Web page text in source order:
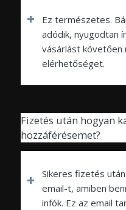
Ez természetes.
adódik, nyugodtan
vásárlást követően
elérhetőséget.
Fizetés után hogyan
hozzáférésemet?
Sikeres fizetés
email-t, amiben
infók. Ez az email